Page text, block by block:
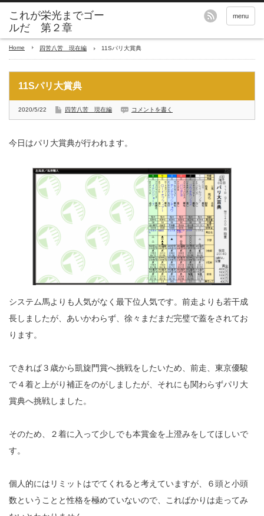
これが栄光までゴー
ルだ 第２章
menu
Home 四苦八苦 現在編 11Sパリ大賞典
11Sパリ大賞典
2020/5/22 四苦八苦 現在編 コメントを書く
今日はパリ大賞典が行われます。
システム馬よりも人気がなく最下位人気です。前走よりも若干成
長しましたが、あいかわらず、徐々まだまだ完璧で蓋をされてお
ります。
できれば３歳から凱旋門賞へ挑戦をしたいため、前走、東京優駿
で４着と上がり補正をのがしましたが、それにも関わらずパリ大
賞典へ挑戦しました。
そのため、２着に入って少しでも本賞金を上澄みをしてほしいで
す。
個人的にはリミットはでてくれると考えていますが、６頭と小頭
数ということと性格を極めていないので、こればかりは走ってみ